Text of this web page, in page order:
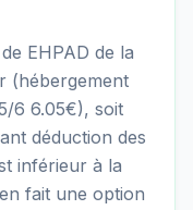
EHPAD de la
(hébergement
6 6.05€), soit
déduction des
inférieur à la
fait une option